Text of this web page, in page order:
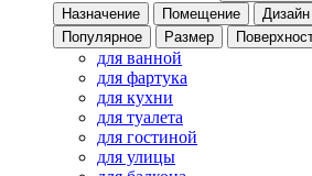
Назначение
Помещение Дизайн
Популярное
Размер
для ванной
для фартука
для кухни
для туалета
для гостиной
для улицы